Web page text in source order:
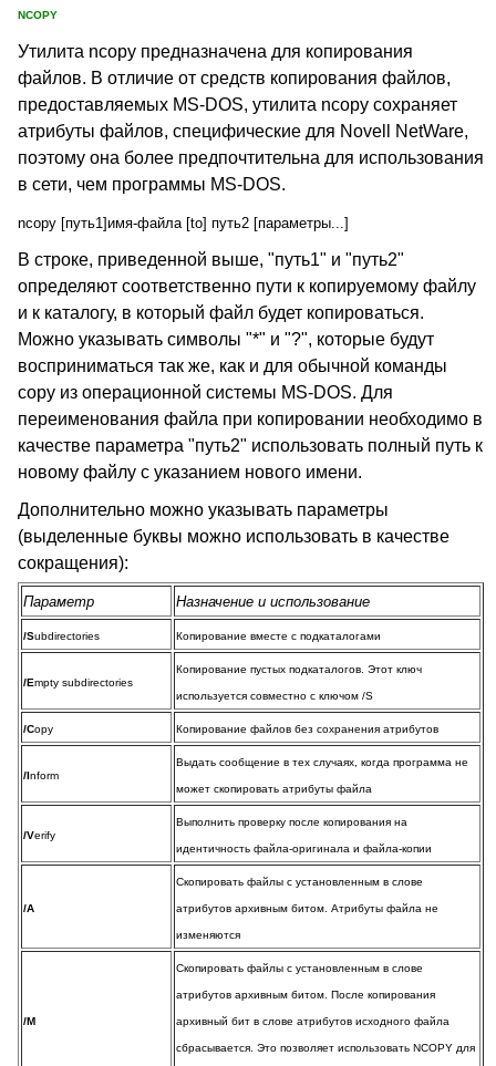
NCOPY
Утилита ncopy предназначена для копирования
файлов. В отличие от средств копирования файлов,
предоставляемых MS-DOS, утилита ncopy сохраняет
атрибуты файлов, специфические для Novell NetWare,
поэтому она более предпочтительна для использования
в сети, чем программы MS-DOS.
ncopy [путь1]имя-файла [to] путь2 [параметры...]
В строке, приведенной выше, "путь1" и "путь2"
определяют соответственно пути к копируемому файлу
и к каталогу, в который файл будет копироваться.
Можно указывать символы "*" и "?", которые будут
восприниматься так же, как и для обычной команды
copy из операционной системы MS-DOS. Для
переименования файла при копировании необходимо в
качестве параметра "путь2" использовать полный путь к
новому файлу с указанием нового имени.
Дополнительно можно указывать параметры
(выделенные буквы можно использовать в качестве
сокращения):
Параметр Назначение и использование
/Subdirectories Копирование вместе с подкаталогами
/Empty subdirectories
Копирование пустых подкаталогов. Этот ключ
используется совместно с ключом /S
/Copy Копирование файлов без сохранения атрибутов
/Inform
Выдать сообщение в тех случаях, когда программа не
может скопировать атрибуты файла
/Verify
Выполнить проверку после копирования на
идентичность файла-оригинала и файла-копии
/A
Скопировать файлы с установленным в слове
атрибутов архивным битом. Атрибуты файла не
изменяются
/M
Скопировать файлы с установленным в слове
атрибутов архивным битом. После копирования
архивный бит в слове атрибутов исходного файла
сбрасывается. Это позволяет использовать NCOPY для